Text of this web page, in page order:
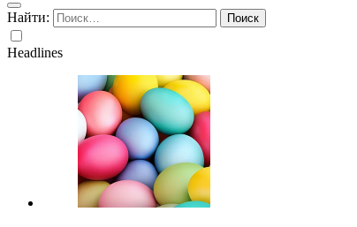
Найти:
Headlines